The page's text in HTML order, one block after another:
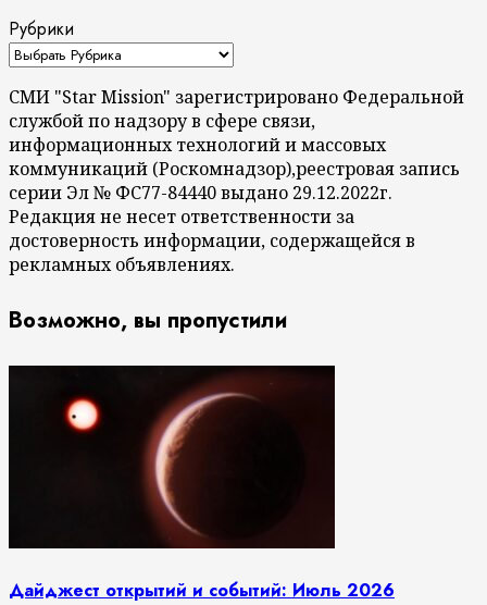
Рубрики
СМИ "Star Mission" зарегистрировано Федеральной
службой по надзору в сфере связи,
информационных технологий и массовых
коммуникаций (Роскомнадзор),реестровая запись
серии Эл № ФС77-84440 выдано 29.12.2022г.
Редакция не несет ответственности за
достоверность информации, содержащейся в
рекламных объявлениях.
Возможно, вы пропустили
Дайджест открытий и событий: Июль 2026